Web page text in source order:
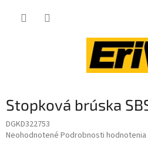
Stopková brúska
DGKD322753
Priemerné
Neohodnotené Podrobnosti hodnotenia